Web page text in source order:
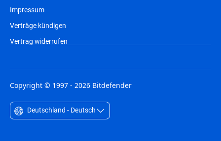
Impressum
Verträge kündigen
Vertrag widerrufen
Copyright © 1997 - 2026 Bitdefender
Deutschland - Deutsch